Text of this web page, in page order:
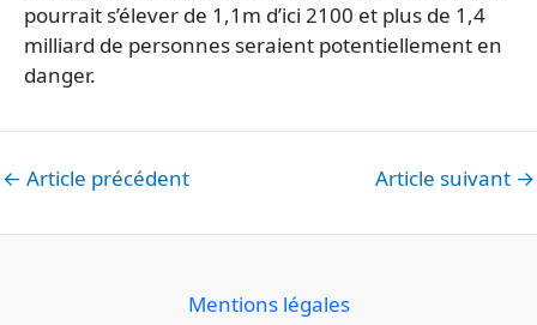
pourrait s’élever de 1,1m d’ici 2100 et plus de 1,4
milliard de personnes seraient potentiellement en
danger.
← Article précédent Article suivant →
Mentions légales